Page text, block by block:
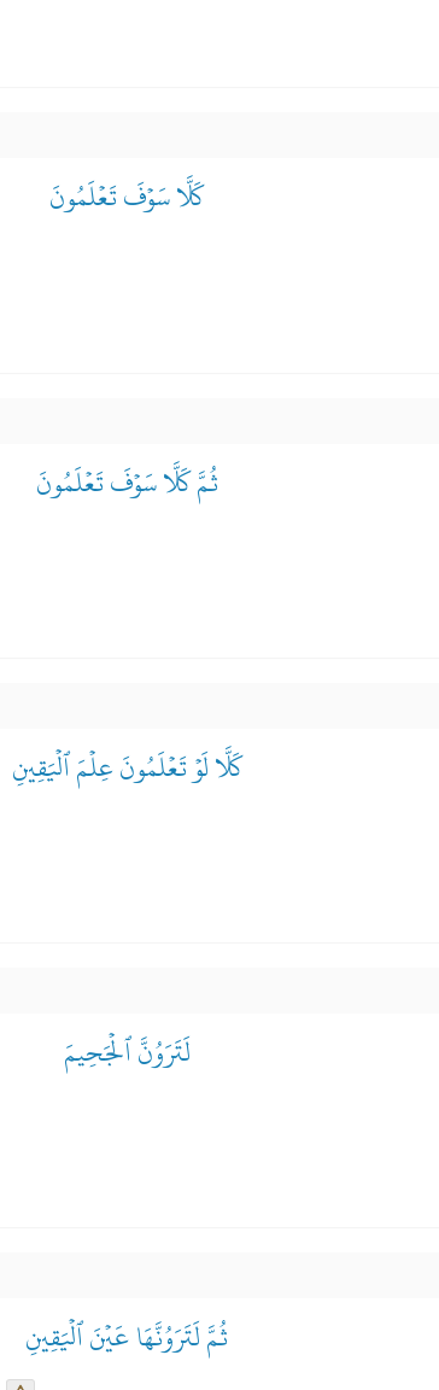
كَلَّا سَوۡفَ تَعۡلَمُونَ
ثُمَّ كَلَّا سَوۡفَ تَعۡلَمُونَ
كَلَّا لَوۡ تَعۡلَمُونَ عِلۡمَ ٱلۡيَقِينِ
لَتَرَوُنَّ ٱلۡجَحِيمَ
ثُمَّ لَتَرَوُنَّهَا عَيۡنَ ٱلۡيَقِينِ